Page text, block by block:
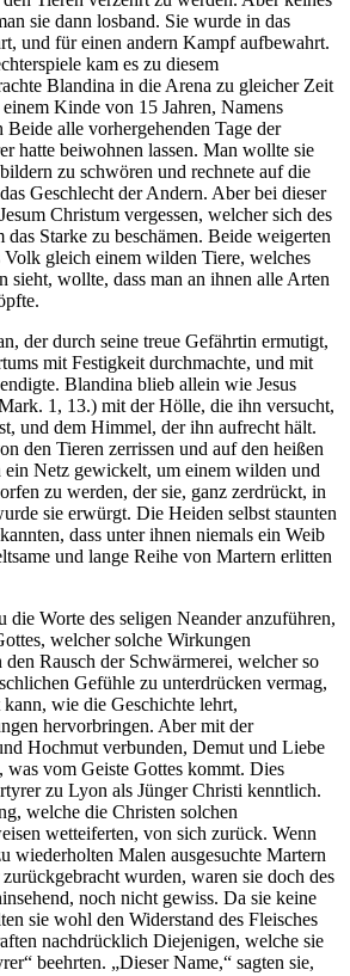
sie dann losband. Sie wurde in das
und für einen andern Kampf aufbewahrt.
kam es zu diesem
Blandina in die Arena zu gleicher Zeit
Kinde von 15 Jahren, Namens
Beide alle vorhergehenden Tage der
hatte beiwohnen lassen. Man wollte sie
zu schwören und rechnete auf die
Geschlecht der Andern. Aber bei dieser
Christum vergessen, welcher sich des
das Starke zu beschämen. Beide weigerten
Volk gleich einem wilden Tiere, welches
sieht, wollte, dass man an ihnen alle Arten
der durch seine treue Gefährtin ermutigt,
mit Festigkeit durchmachte, und mit
Blandina blieb allein wie Jesus
1, 13.) mit der Hölle, die ihn versucht,
und dem Himmel, der ihn aufrecht hält.
den Tieren zerrissen und auf den heißen
ein Netz gewickelt, um einem wilden und
zu werden, der sie, ganz zerdrückt, in
sie erwürgt. Die Heiden selbst staunten
dass unter ihnen niemals ein Weib
und lange Reihe von Martern erlitten
die Worte des seligen Neander anzuführen,
welcher solche Wirkungen
Rausch der Schwärmerei, welcher so
Gefühle zu unterdrücken vermag,
wie die Geschichte lehrt,
hervorbringen. Aber mit der
Hochmut verbunden, Demut und Liebe
was vom Geiste Gottes kommt. Dies
zu Lyon als Jünger Christi kenntlich.
welche die Christen solchen
wetteiferten, von sich zurück. Wenn
wiederholten Malen ausgesuchte Martern
wurden, waren sie doch des
noch nicht gewiss. Da sie keine
sie wohl den Widerstand des Fleisches
nachdrücklich Diejenigen, welche sie
beehrten. „Dieser Name,“ sagten sie,